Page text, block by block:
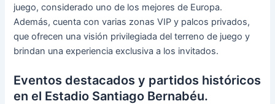
juego, considerado uno de los mejores de Europa.
Además, cuenta con varias zonas VIP y palcos privados,
que ofrecen una visión privilegiada del terreno de juego y
brindan una experiencia exclusiva a los invitados.
Eventos destacados y partidos históricos
en el Estadio Santiago Bernabéu.